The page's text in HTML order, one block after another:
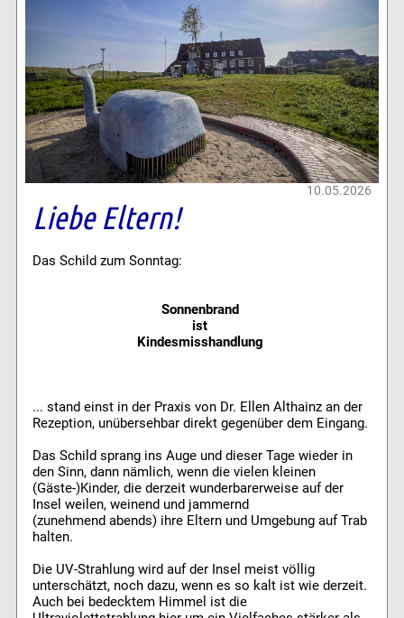
10.05.2026
Liebe Eltern!
Das Schild zum Sonntag:
Sonnenbrand
ist
Kindesmisshandlung
... stand einst in der Praxis von Dr. Ellen Althainz an der
Rezeption, unübersehbar direkt gegenüber dem Eingang.
Das Schild sprang ins Auge und dieser Tage wieder in
den Sinn, dann nämlich, wenn die vielen kleinen
(Gäste-)Kinder, die derzeit wunderbarerweise auf der
Insel weilen, weinend und jammernd
(zunehmend abends) ihre Eltern und Umgebung auf Trab
halten.
Die UV-Strahlung wird auf der Insel meist völlig
unterschätzt, noch dazu, wenn es so kalt ist wie derzeit.
Auch bei bedecktem Himmel ist die